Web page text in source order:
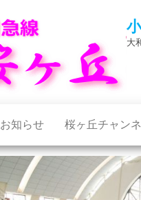
大
お知らせ 桜ヶ丘チャン